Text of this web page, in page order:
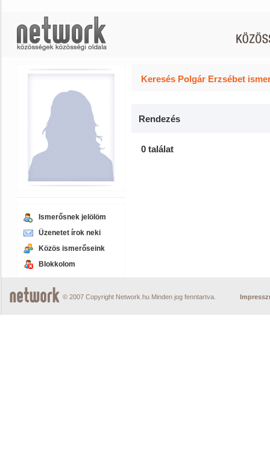
Ismerősnek jelölöm
Üzenetet írok neki
Közös ismerőseink
Blokkolom
Keresés Polgár Erzsébet
Rendezés
0 találat
© 2007 Copyright Network.hu Minden jog fenntartva.